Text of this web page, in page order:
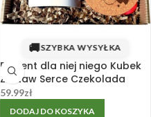
🚚SZYBKA WYSYŁKA
Prezent dla niej niego Kubek
Zestaw Serce Czekolada
59.99zł
DODAJ DO KOSZYKA